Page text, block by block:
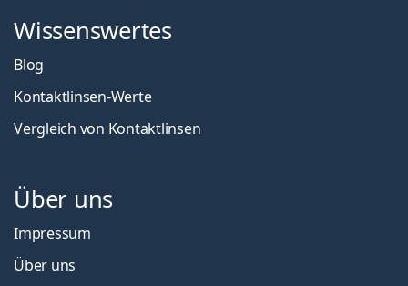
Wissenswertes
Blog
Kontaktlinsen-Werte
Vergleich von Kontaktlinsen
Über uns
Impressum
Über uns